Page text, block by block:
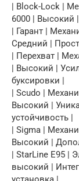
| Block-Lock |
6000 | Высокий
| Гарант |
Средний |
| Перехват |
| Высокий |
буксировки |
| Scudo |
Высокий |
устойчивость |
| Sigma |
Высокий |
| StarLine E95 |
высокий |